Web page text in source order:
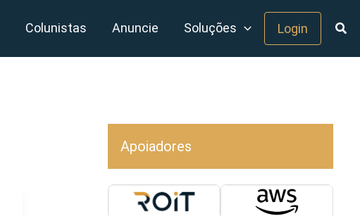
Colunistas Anuncie Soluções Login
Apoiadores